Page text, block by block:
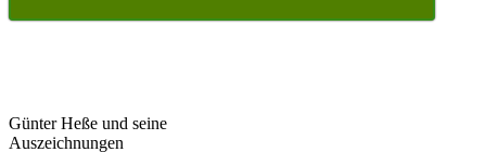
Günter Heße und seine
Auszeichnungen